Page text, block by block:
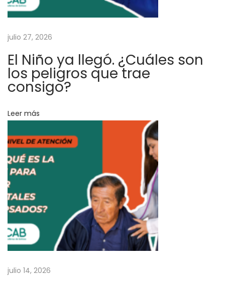
n
c
i
ó
n
e
a
y
o
r
e
s
d
e
2
1
julio 27, 2026
El Niño ya llegó. ¿Cuáles son
los peligros que trae
consigo?
Leer más
julio 14, 2026